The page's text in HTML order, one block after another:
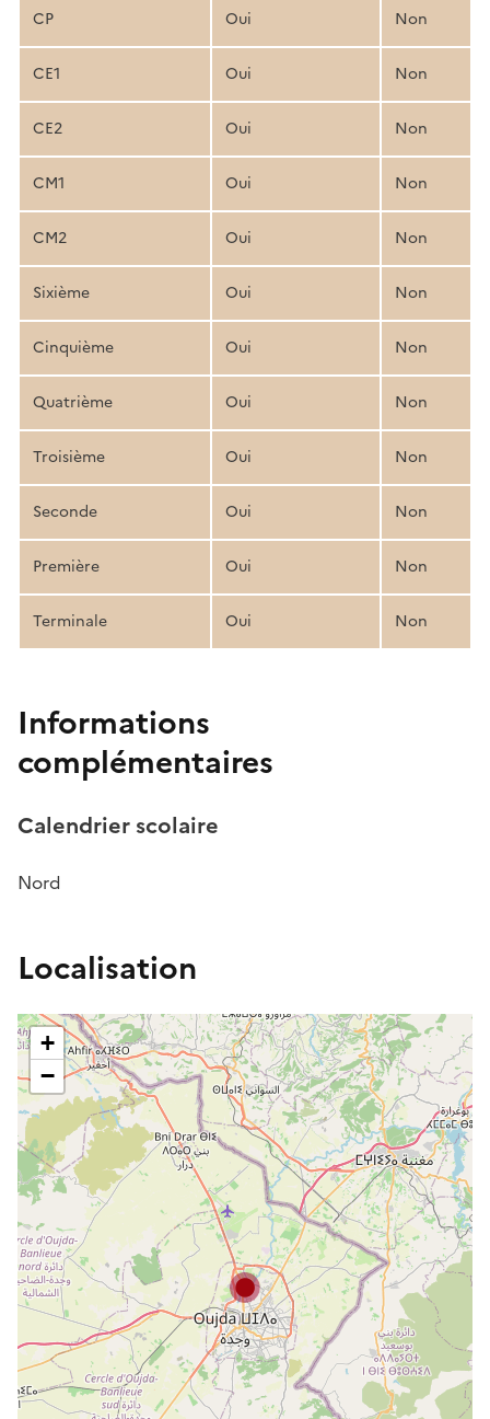
CP Oui Non
CE1 Oui Non
CE2 Oui Non
CM1 Oui Non
CM2 Oui Non
Sixième Oui Non
Cinquième Oui Non
Quatrième Oui Non
Troisième Oui Non
Seconde Oui Non
Première Oui Non
Terminale Oui Non
Informations
complémentaires
Calendrier scolaire
Nord
Localisation
+
−